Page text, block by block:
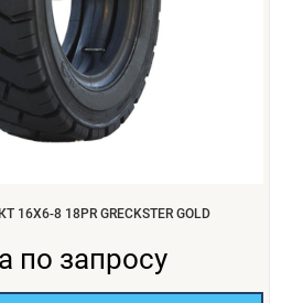
8 18PR GRECKSTER GOLD
по запросу